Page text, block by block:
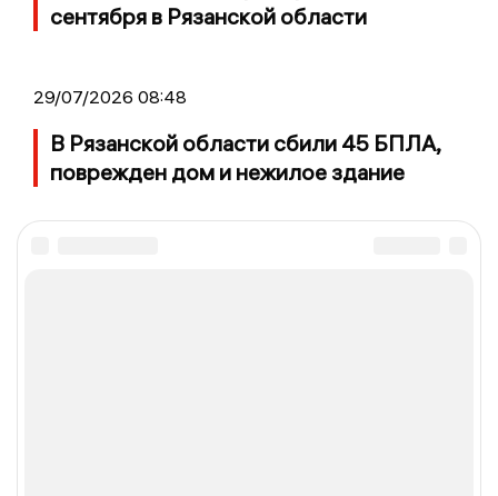
сентября в Рязанской области
29/07/2026 08:48
В Рязанской области сбили 45 БПЛА,
поврежден дом и нежилое здание